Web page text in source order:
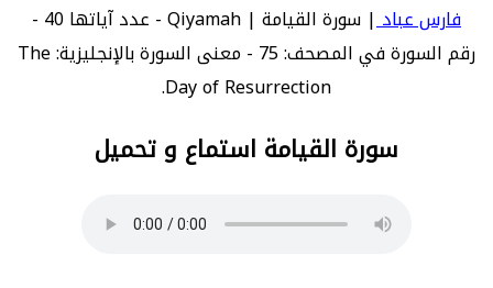
فارس عباد
| سورة القيامة | Qiyamah - عدد آياتها 40 -
رقم السورة في المصحف: 75 - معنى السورة بالإنجليزية: The
Day of Resurrection.
سورة القيامة استماع و تحميل